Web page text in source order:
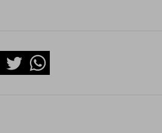
TwitterWhatsapp